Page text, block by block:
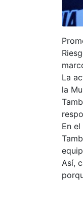
La
la
En
Así,